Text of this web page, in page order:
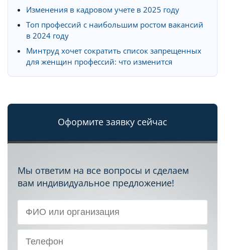
Изменения в кадровом учете в 2025 году
Топ профессий с наибольшим ростом вакансий
в 2024 году
Минтруд хочет сократить список запрещенных
для женщин профессий: что изменится
Оформите заявку сейчас
Мы ответим на все вопросы и сделаем
вам индивидуальное предложение!